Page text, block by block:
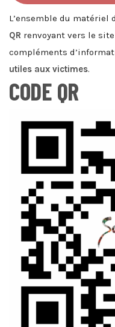
L’ensemble du
QR renvoyant vers le
compléments
utiles aux victimes.
CODE QR